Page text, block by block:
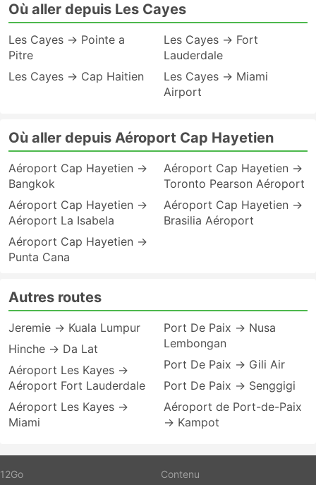
Où aller depuis Les Cayes
Les Cayes → Pointe a
Pitre
Les Cayes → Cap Haitien
Les Cayes → Fort
Lauderdale
Les Cayes → Miami
Airport
Où aller depuis Aéroport Cap Hayetien
Aéroport Cap Hayetien →
Bangkok
Aéroport Cap Hayetien →
Aéroport La Isabela
Aéroport Cap Hayetien →
Punta Cana
Aéroport Cap Hayetien →
Toronto Pearson Aéroport
Aéroport Cap Hayetien →
Brasilia Aéroport
Autres routes
Jeremie → Kuala Lumpur
Hinche → Da Lat
Aéroport Les Kayes →
Aéroport Fort Lauderdale
Aéroport Les Kayes →
Miami
Port De Paix → Nusa
Lembongan
Port De Paix → Gili Air
Port De Paix → Senggigi
Aéroport de Port-de-Paix
→ Kampot
12Go
Contenu